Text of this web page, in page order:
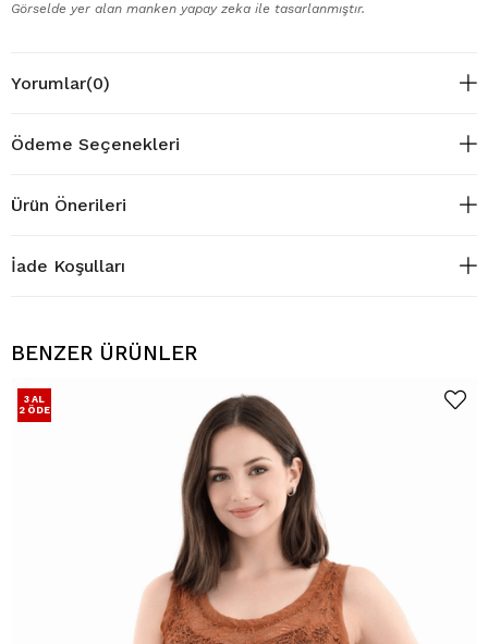
Görselde yer alan manken yapay zeka ile tasarlanmıştır.
Yorumlar(0)
Ödeme Seçenekleri
Ürün Önerileri
İade Koşulları
BENZER ÜRÜNLER
3 AL
2 ÖDE